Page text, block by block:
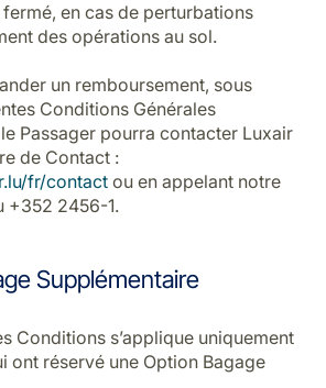
en cas de perturbations
des opérations au sol.
un remboursement, sous
Conditions Générales
Passager pourra contacter Luxair
de Contact :
fr/contact ou en appelant notre
+352 2456-1.
Supplémentaire
Conditions s’applique uniquement
ont réservé une Option Bagage